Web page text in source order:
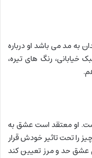
به مد می باشد او درباره
خیابانی، رنگ های تیره،
او معتقد است عشق به
را تحت تاثیر خودش قرار
عشق حد و مرز تعیین کند